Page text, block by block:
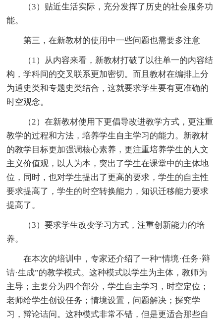
（3）贴近生活实际，充分发挥了历史的社会服务功
能。
第三，在新教材的使用中一些问题也需要多注意
（1）从内容来看，新教材打破了以往单一的内容结
构，学科间的交叉联系更加密切。而且教材在编排上分
为通史类和专题史类结合，这就要求学生要有更准确的
时空观念。
（2）在新教材使用下更倡导改进教学方式，更注重
教学的过程和方法，培养学生自主学习的能力。新教材
的教学目标更加强调核心素养，更注重培养学生的人文
主义价值观，以人为本，突出了学生在课堂中的主体地
位，同时，也对学生提出了更高的要求，学生的自主性
要求提高了，学生的时空转换能力，知识迁移能力要求
提高了。
（3）要求学生改变学习方式，注重创新能力的培
养。
在本次的培训中，专家还介绍了一种“情境·任务·辩
诘·生成”的教学模式。这种模式以学生为主体，教师为
主导；主要分为四个部分，学生自主学习，时空定位；
老师给学生创设任务；情境设置，问题解决；探究学
习，辩论诘问。这种模式非常不错，但是更适合那些自